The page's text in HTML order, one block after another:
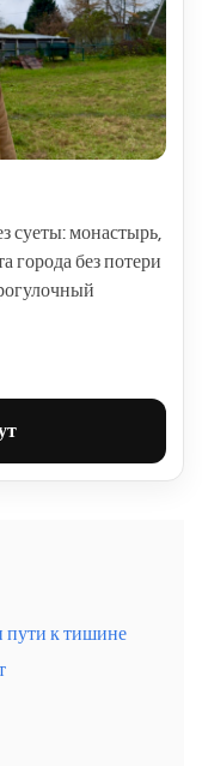
суеты: монастырь,
города без потери
пути к тишине